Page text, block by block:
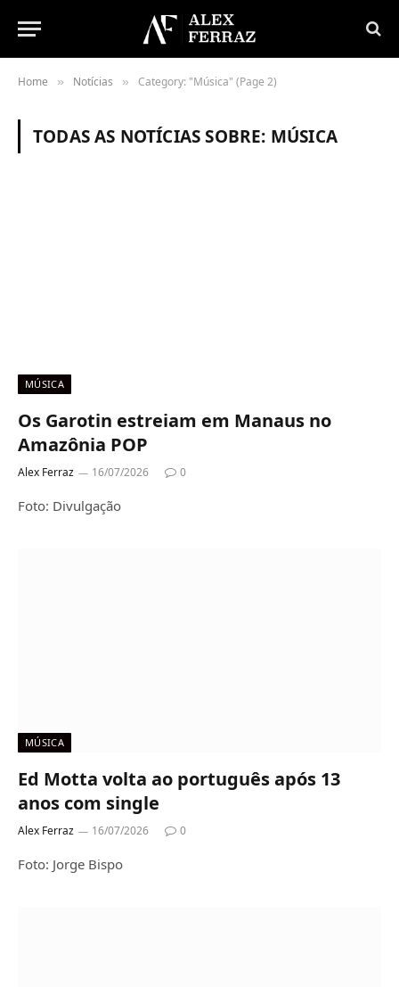
Home » Notícias » Category: "Música" (Page 2)
TODAS AS NOTÍCIAS SOBRE: MÚSICA
MÚSICA
Os Garotin estreiam em Manaus no
Amazônia POP
Alex Ferraz 16/07/2026 0
Foto: Divulgação
MÚSICA
Ed Motta volta ao português após 13
anos com single
Alex Ferraz 16/07/2026 0
Foto: Jorge Bispo